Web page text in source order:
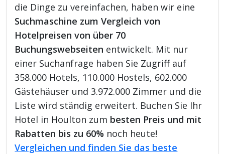
die Dinge zu vereinfachen, haben wir eine
Suchmaschine zum Vergleich von
Hotelpreisen von über 70
Buchungswebseiten entwickelt. Mit nur
einer Suchanfrage haben Sie Zugriff auf
358.000 Hotels, 110.000 Hostels, 602.000
Gästehäuser und 3.972.000 Zimmer und die
Liste wird ständig erweitert. Buchen Sie Ihr
Hotel in Houlton zum besten Preis und mit
Rabatten bis zu 60% noch heute!
Vergleichen und finden Sie das beste